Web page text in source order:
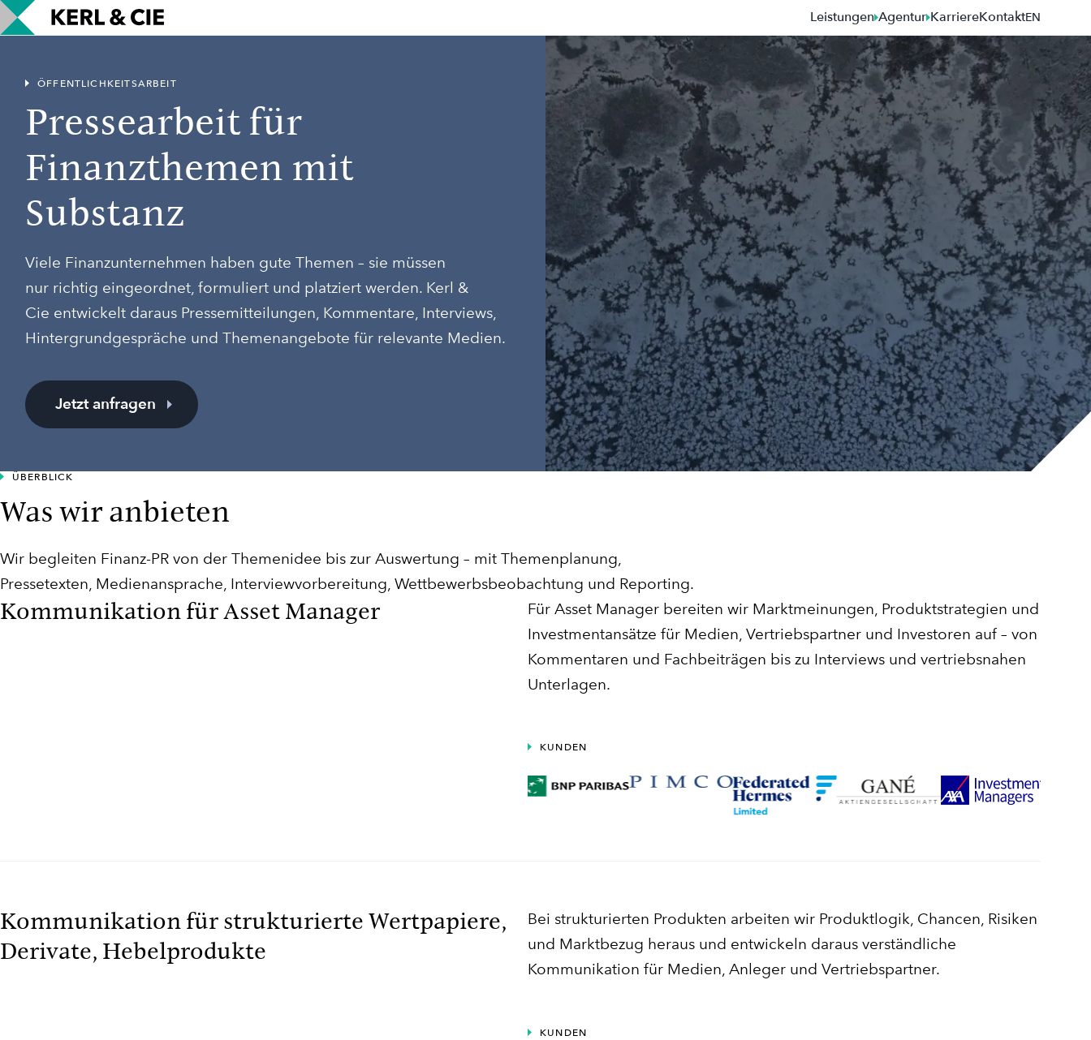
Leistungen Agentur KarriereKontaktEN
ÖFFENTLICHKEITSARBEIT
Pressearbeit für
Finanzthemen mit
Substanz
Viele Finanzunternehmen haben gute Themen – sie müssen
nur richtig eingeordnet, formuliert und platziert werden. Kerl &
Cie entwickelt daraus Pressemitteilungen, Kommentare, Interviews,
Hintergrundgespräche und Themenangebote für relevante Medien.
Jetzt anfragen
ÜBERBLICK
Was wir anbieten
Wir begleiten Finanz-PR von der Themenidee bis zur Auswertung – mit Themenplanung,
Pressetexten, Medienansprache, Interviewvorbereitung, Wettbewerbsbeobachtung und Reporting.
Kommunikation für Asset Manager
Für Asset Manager bereiten wir Marktmeinungen, Produktstrategien und
Investmentansätze für Medien, Vertriebspartner und Investoren auf – von
Kommentaren und Fachbeiträgen bis zu Interviews und vertriebsnahen
Unterlagen.
KUNDEN
Kommunikation für strukturierte Wertpapiere,
Derivate, Hebelprodukte
Bei strukturierten Produkten arbeiten wir Produktlogik, Chancen, Risiken
und Marktbezug heraus und entwickeln daraus verständliche
Kommunikation für Medien, Anleger und Vertriebspartner.
KUNDEN